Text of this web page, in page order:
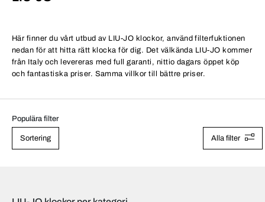
Här finner du vårt utbud av LIU-JO klockor, använd filterfuktionen
nedan för att hitta rätt klocka för dig. Det välkända LIU-JO kommer
från Italy och levereras med full garanti, nittio dagars öppet köp
och fantastiska priser. Samma villkor till bättre priser.
Populära filter
Sortering Alla filter